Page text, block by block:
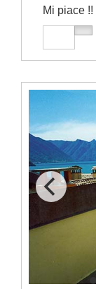
Mi piace !!